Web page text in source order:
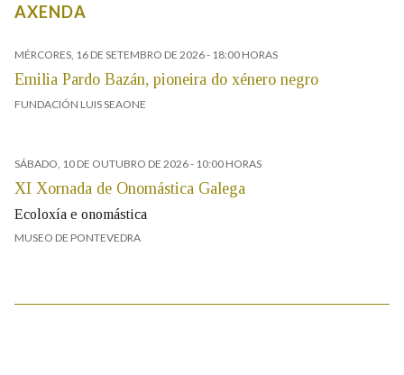
AXENDA
MÉRCORES, 16 DE SETEMBRO DE 2026- 18:00 HORAS
Emilia Pardo Bazán, pioneira do xénero negro
FUNDACIÓN LUIS SEAONE
SÁBADO, 10 DE OUTUBRO DE 2026- 10:00 HORAS
XI Xornada de Onomástica Galega
Ecoloxía e onomástica
MUSEO DE PONTEVEDRA